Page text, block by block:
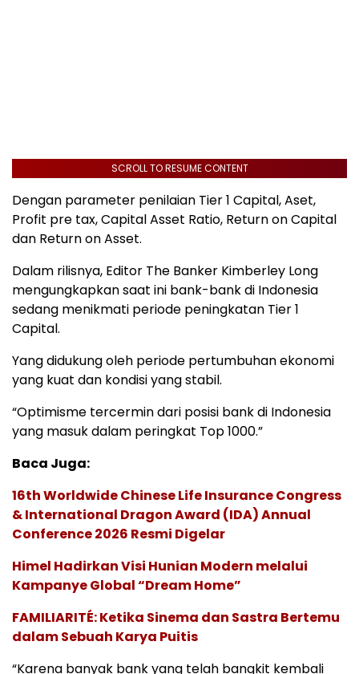
SCROLL TO RESUME CONTENT
Dengan parameter penilaian Tier 1 Capital, Aset,
Profit pre tax, Capital Asset Ratio, Return on Capital
dan Return on Asset.
Dalam rilisnya, Editor The Banker Kimberley Long
mengungkapkan saat ini bank-bank di Indonesia
sedang menikmati periode peningkatan Tier 1
Capital.
Yang didukung oleh periode pertumbuhan ekonomi
yang kuat dan kondisi yang stabil.
“Optimisme tercermin dari posisi bank di Indonesia
yang masuk dalam peringkat Top 1000.”
Baca Juga:
16th Worldwide Chinese Life Insurance Congress
& International Dragon Award (IDA) Annual
Conference 2026 Resmi Digelar
Himel Hadirkan Visi Hunian Modern melalui
Kampanye Global “Dream Home”
FAMILIARITÉ: Ketika Sinema dan Sastra Bertemu
dalam Sebuah Karya Puitis
“Karena banyak bank yang telah bangkit kembali